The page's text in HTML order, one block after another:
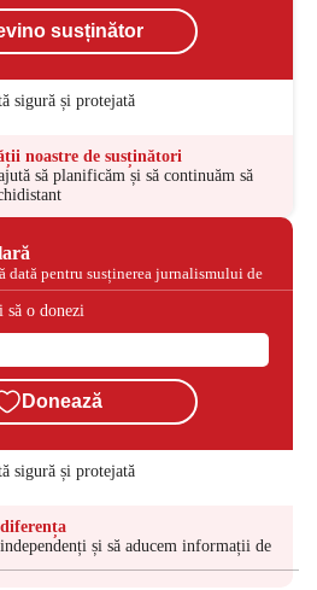
susținător
sigură și protejată
noastre de susținători
să planificăm și să continuăm să
dată pentru susținerea jurnalismului de
să o donezi
Donează
sigură și protejată
și să aducem informații de